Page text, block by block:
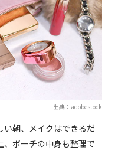
出典：adobestock
朝、メイクはできるだ
、ポーチの中身も整理で